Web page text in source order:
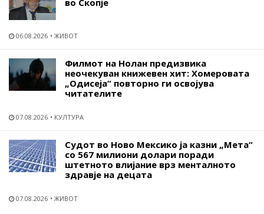
06.08.2026 ЖИВОТ
Филмот на Нолан предизвика
неочекуван книжевен хит: Хомеровата
„Одисеја“ повторно ги освојува
читателите
07.08.2026 КУЛТУРА
Судот во Ново Мексико ја казни „Мета“
со 567 милиони долари поради
штетното влијание врз менталното
здравје на децата
07.08.2026 ЖИВОТ